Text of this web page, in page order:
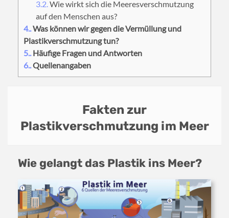
3.2.Wie wirkt sich die Meeresverschmutzung
auf den Menschen aus?
4.Was können wir gegen die Vermüllung und
Plastikverschmutzung tun?
5.Häufige Fragen und Antworten
6.Quellenangaben
Fakten zur
Plastikverschmutzung im Meer
Wie gelangt das Plastik ins Meer?